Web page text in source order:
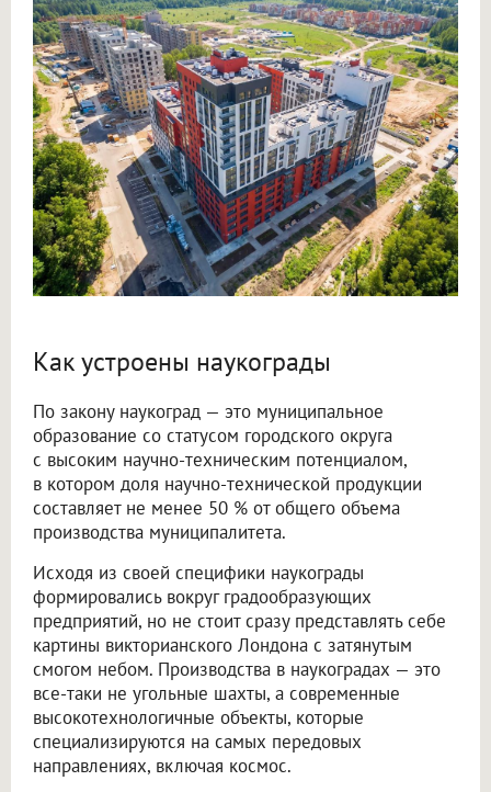
Как устроены наукограды
По закону наукоград — это муниципальное
образование со статусом городского округа
с высоким научно-техническим потенциалом,
в котором доля научно-технической продукции
составляет не менее 50 % от общего объема
производства муниципалитета.
Исходя из своей специфики наукограды
формировались вокруг градообразующих
предприятий, но не стоит сразу представлять себе
картины викторианского Лондона с затянутым
смогом небом. Производства в наукоградах — это
все-таки не угольные шахты, а современные
высокотехнологичные объекты, которые
специализируются на самых передовых
направлениях, включая космос.